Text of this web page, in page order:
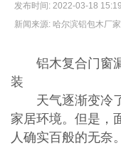
发布时间: 2022-03-18
新闻来源: 哈尔滨铝包木厂家
铝木复合门窗漏
装
天气逐渐变冷了
家居环境。但是，
人确实百般的无奈